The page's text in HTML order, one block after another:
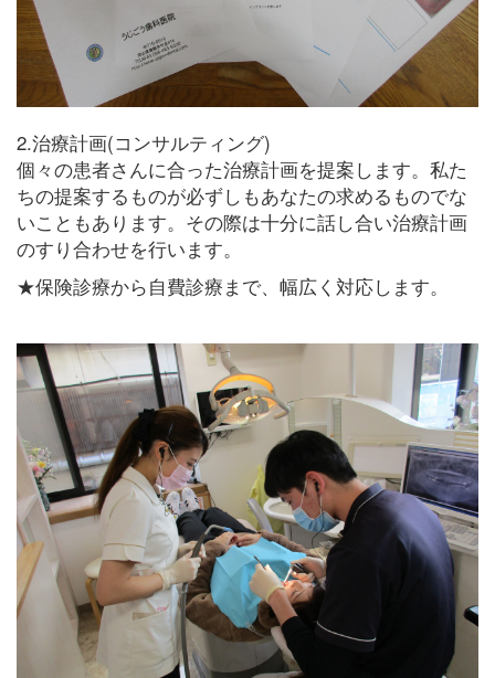
2.治療計画(コンサルティング)
個々の患者さんに合った治療計画を提案します。私た
ちの提案するものが必ずしもあなたの求めるものでな
いこともあります。その際は十分に話し合い治療計画
のすり合わせを行います。
★保険診療から自費診療まで、幅広く対応します。